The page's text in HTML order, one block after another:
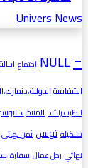
-
NULL اجتماع احالة
الشفافية
الطيب راشد المنتخب
تشكيلة تونس ثمن نهائي
نهائي رجل عمال سفارة